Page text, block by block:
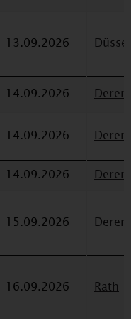
13.09.2026
14.09.2026
14.09.2026
14.09.2026
15.09.2026
16.09.2026 Rath